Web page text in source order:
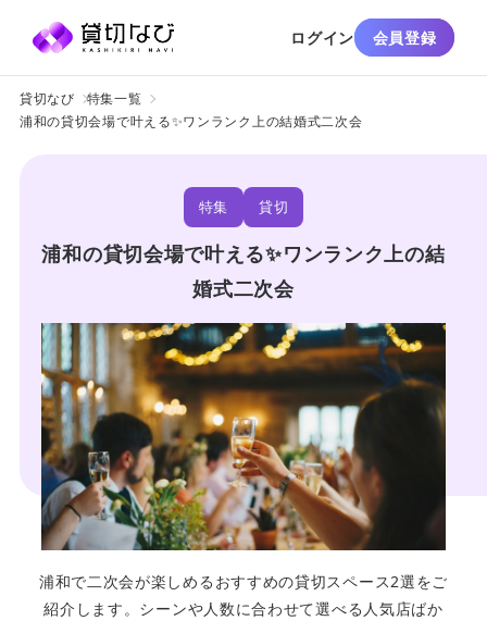
ログイン 会員登録
貸切なび
特集一覧
浦和の貸切会場で叶える✨ワンランク上の結婚式二次会
特集 貸切
浦和の貸切会場で叶える✨ワンランク上の結
婚式二次会
浦和で二次会が楽しめるおすすめの貸切スペース2選をご
紹介します。シーンや人数に合わせて選べる人気店ばか